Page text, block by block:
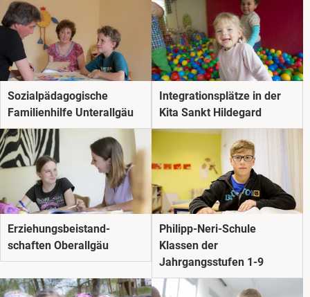
Sozial­pädago­gische
Familienhilfe Unterallgäu
Integrationsplätze in der
Kita Sankt Hildegard
Erziehungs­beistand­
schaften Oberallgäu
Philipp-Neri-Schule
Klassen der
Jahrgangsstufen 1-9